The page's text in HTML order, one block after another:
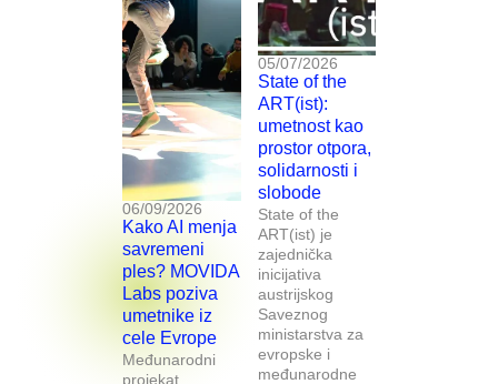
06/09/2026
Kako AI menja
savremeni
ples? MOVIDA
Labs poziva
umetnike iz
cele Evrope
Međunarodni
projekat
05/07/2026
State of the
ART(ist):
umetnost kao
prostor otpora,
solidarnosti i
slobode
State of the
ART(ist) je
zajednička
inicijativa
austrijskog
Saveznog
ministarstva za
evropske i
međunarodne